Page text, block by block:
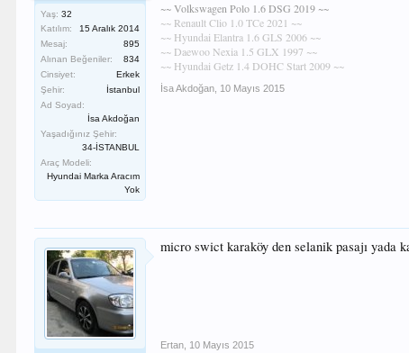
Yaş: 32
Katılım:
15 Aralık 2014
Mesaj:
895
Alınan Beğeniler:
834
Cinsiyet:
Erkek
Şehir:
İstanbul
Ad Soyad:
İsa Akdoğan
Yaşadığınız Şehir:
34-İSTANBUL
Araç Modeli:
Hyundai Marka Aracım
Yok
~~ Volkswagen Polo 1.6 DSG 2019 ~~
~~ Renault Clio 1.0 TCe 2021 ~~
~~ Hyundai Elantra 1.6 GLS 2006 ~~
~~ Daewoo Nexia 1.5 GLX 1997 ~~
~~ Hyundai Getz 1.4 DOHC Start 2009 ~~
İsa Akdoğan 10 Mayıs 2015
micro swict karaköy den selanik pasajı yada
Ertan 10 Mayıs 2015